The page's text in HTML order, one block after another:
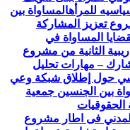
للمرأهالمساواة بين
تعزيز المشاركة
المساواة في
الثانية من مشروع
– مهارات تحليل
حول إطلاق شبكة وعي
بين الجنسين جمعية
فى اطار مشروع